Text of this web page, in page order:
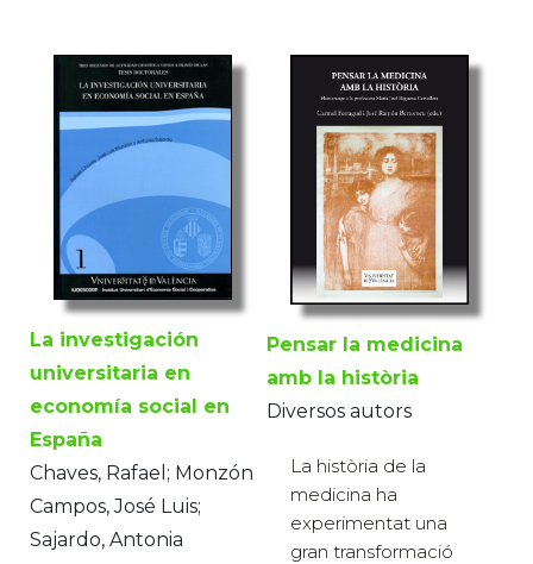
La investigación
universitaria en
economía social en
España
Chaves, Rafael; Monzón
Campos, José Luis;
Sajardo, Antonia
Pensar la medicina
amb la història
Diversos autors
La història de la
medicina ha
experimentat una
gran transformació